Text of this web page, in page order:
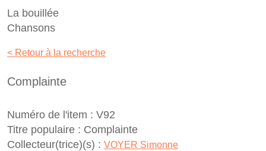
La bouillée
Chansons
< Retour à la recherche
Complainte
Numéro de l'item : V92
Titre populaire : Complainte
Collecteur(trice)(s) : VOYER Simonne